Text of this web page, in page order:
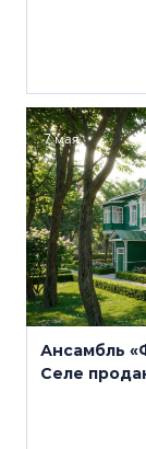
7 мая
Ансамбль
Селе